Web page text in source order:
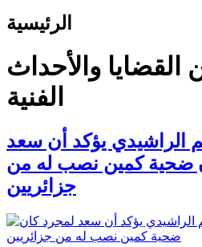
الرئيسية
القضايا والأحداث
الفنية
الراشيدي يؤكد أن سعد
ضحية كمين نصب له من
جزائريين